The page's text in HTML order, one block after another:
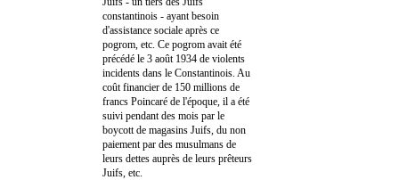
constantinois - ayant besoin
d'assistance sociale après ce
pogrom, etc. Ce pogrom avait été
précédé le 3 août 1934 de violents
incidents dans le Constantinois. Au
coût financier de 150 millions de
francs Poincaré de l'époque, il a été
suivi pendant des mois par le
boycott de magasins Juifs, du non
paiement par des musulmans de
leurs dettes auprès de leurs prêteurs
Juifs, etc.